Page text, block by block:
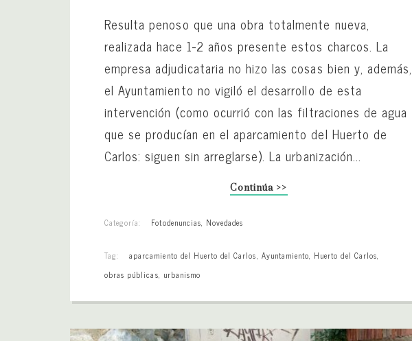
Resulta penoso que una obra totalmente nueva,
realizada hace 1-2 años presente estos charcos. La
empresa adjudicataria no hizo las cosas bien y, además,
el Ayuntamiento no vigiló el desarrollo de esta
intervención (como ocurrió con las filtraciones de agua
que se producían en el aparcamiento del Huerto de
Carlos: siguen sin arreglarse). La urbanización...
Continúa >>
Categoría: Fotodenuncias, Novedades
Tag: aparcamiento del Huerto del Carlos, Ayuntamiento, Huerto del Carlos,
obras públicas, urbanismo